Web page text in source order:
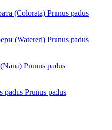
(Colorata) Prunus padus
(Watereri) Prunus padus
Prunus padus
padus Prunus padus